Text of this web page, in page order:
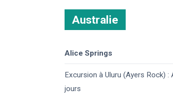
Australie
Alice Springs
Excursion à Uluru (Ayers Rock) :
jours